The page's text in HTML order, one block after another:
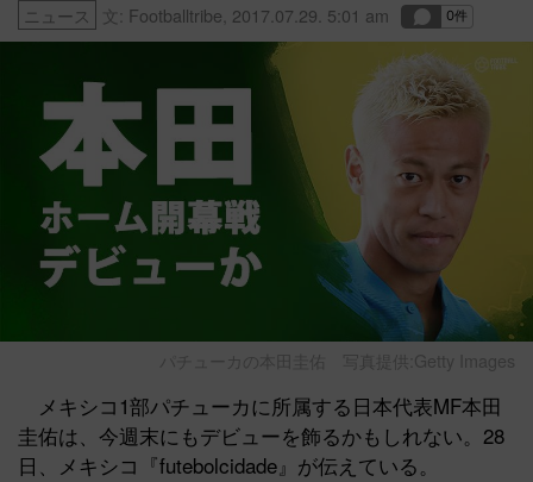
ニュース 文: Footballtribe 2017.07.29. 5:01 am
パチューカの本田圭佑 写真提供:Getty Images
メキシコ1部パチューカに所属する日本代表MF本田
圭佑は、今週末にもデビューを飾るかもしれない。28
日、メキシコ『futebolcidade』が伝えている。